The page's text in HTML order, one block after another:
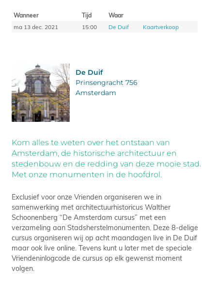
Wanneer Tijd
Waar
ma 13 dec. 2021
15:00 De Duif Kaartverkoop
De Duif
Prinsengracht 756
Amsterdam
Kom alles te weten over het ontstaan van
Amsterdam, de historische architectuur en
stedenbouw en de redding van deze mooie stad.
Met onze monumenten in de hoofdrol.
Exclusief voor onze Vrienden organiseren we in
samenwerking met architectuurhistoricus Walther
Schoonenberg “De Amsterdam cursus” met een
verzameling aan Stadsherstelmo­numenten. Deze 8-delige
cursus organiseren wij op acht maandagen live in De Duif
maar ook live online. Tevens kunt u later met de speciale
Vriendeninlog­code de cursus op elk gewenst moment
volgen.